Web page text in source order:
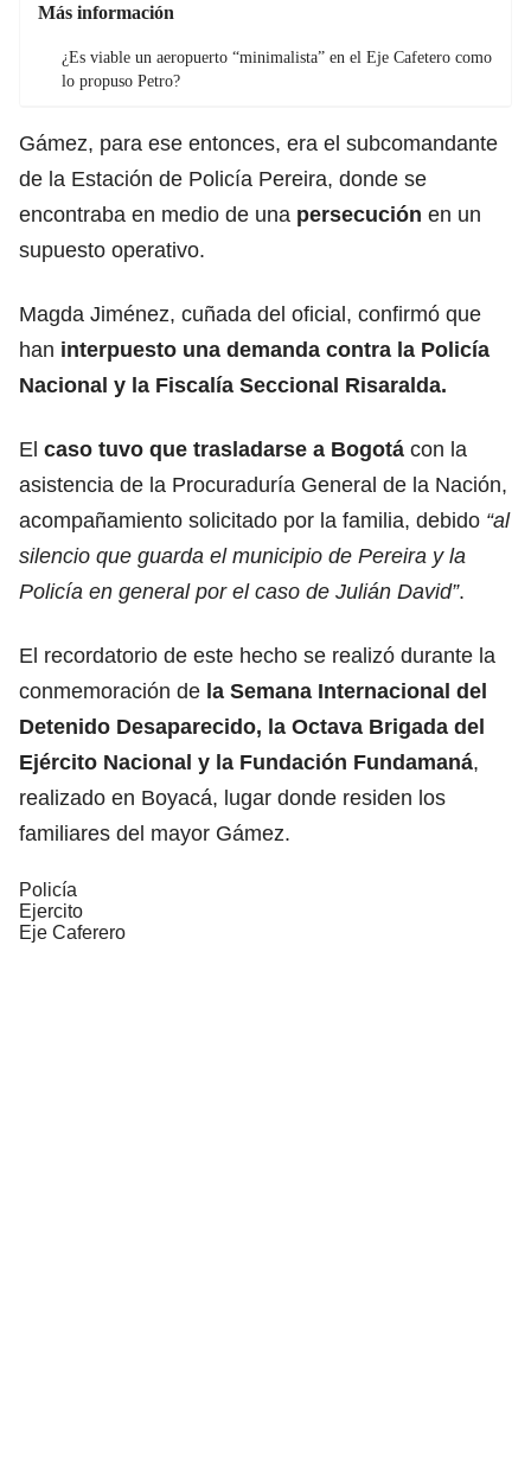
Más información
¿Es viable un aeropuerto “minimalista” en el Eje Cafetero como
lo propuso Petro?
Gámez, para ese entonces, era el subcomandante
de la Estación de Policía Pereira, donde se
encontraba en medio de una persecución en un
supuesto operativo.
Magda Jiménez, cuñada del oficial, confirmó que
han interpuesto una demanda contra la Policía
Nacional y la Fiscalía Seccional Risaralda.
El caso tuvo que trasladarse a Bogotá con la
asistencia de la Procuraduría General de la Nación,
acompañamiento solicitado por la familia, debido “al
silencio que guarda el municipio de Pereira y la
Policía en general por el caso de Julián David”.
El recordatorio de este hecho se realizó durante la
conmemoración de la Semana Internacional del
Detenido Desaparecido, la Octava Brigada del
Ejército Nacional y la Fundación Fundamaná,
realizado en Boyacá, lugar donde residen los
familiares del mayor Gámez.
Policía
Ejercito
Eje Caferero